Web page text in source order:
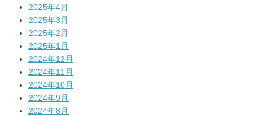
2025年4月
2025年3月
2025年2月
2025年1月
2024年12月
2024年11月
2024年10月
2024年9月
2024年8月